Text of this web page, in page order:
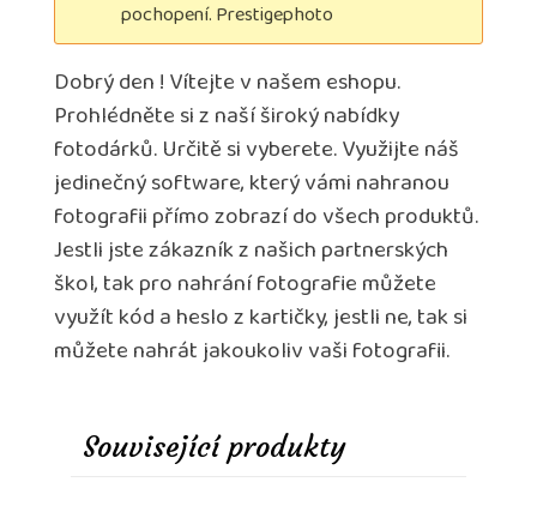
pochopení. Prestigephoto
Dobrý den ! Vítejte v našem eshopu.
Prohlédněte si z naší široký nabídky
fotodárků. Určitě si vyberete. Využijte náš
jedinečný software, který vámi nahranou
fotografii přímo zobrazí do všech produktů.
Jestli jste zákazník z našich partnerských
škol, tak pro nahrání fotografie můžete
využít kód a heslo z kartičky, jestli ne, tak si
můžete nahrát jakoukoliv vaši fotografii.
Související produkty